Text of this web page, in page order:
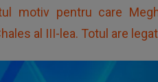
motiv pentru care
al III-lea. Totul are